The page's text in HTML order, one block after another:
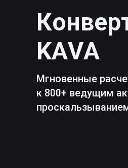
KAVA
Мгновенные
к 800+ ведущим